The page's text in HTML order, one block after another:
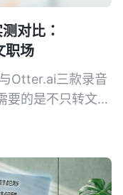
对比：
职场
Otter.ai三款录音
要的是不只转文